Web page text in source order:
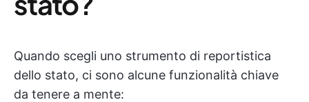
Quando scegli uno strumento di reportistica
dello stato, ci sono alcune funzionalità chiave
da tenere a mente: